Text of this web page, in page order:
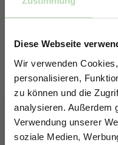
Diese Webseite
Wir verwenden
personalisieren,
zu können und die
analysieren. Außerdem
Verwendung unserer
soziale Medien,
pflegeleicht
Akzente
Kratzfest,
pflegeleicht
Material: WPC;
Farbe